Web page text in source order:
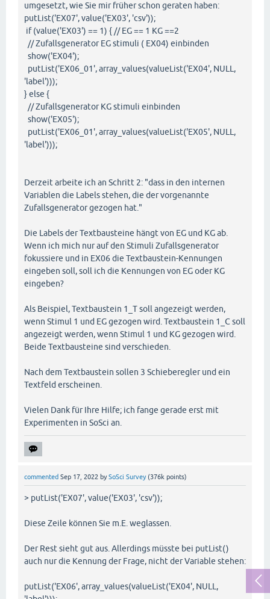
umgesetzt, wie Sie mir früher schon geraten haben:
putList('EX07', value('EX03', 'csv'));
if (value('EX03') == 1) { // EG == 1 KG ==2
// Zufallsgenerator EG stimuli ( EX04) einbinden
show('EX04');
putList('EX06_01', array_values(valueList('EX04', NULL,
'label')));
} else {
// Zufallsgenerator KG stimuli einbinden
show('EX05');
putList('EX06_01', array_values(valueList('EX05', NULL,
'label')));
Derzeit arbeite ich an Schritt 2: "dass in den internen
Variablen die Labels stehen, die der vorgenannte
Zufallsgenerator gezogen hat."
Die Labels der Textbausteine hängt von EG und KG ab.
Wenn ich mich nur auf den Stimuli Zufallsgenerator
fokussiere und in EX06 die Textbaustein-Kennungen
eingeben soll, soll ich die Kennungen von EG oder KG
eingeben?
Als Beispiel, Textbaustein 1_T soll angezeigt werden,
wenn Stimul 1 und EG gezogen wird. Textbaustein 1_C soll
angezeigt werden, wenn Stimul 1 und KG gezogen wird.
Beide Textbausteine sind verschieden.
Nach dem Textbaustein sollen 3 Schieberegler und ein
Textfeld erscheinen.
Vielen Dank für Ihre Hilfe; ich fange gerade erst mit
Experimenten in SoSci an.
commented Sep 17, 2022 bySoSci Survey (376k points)
> putList('EX07', value('EX03', 'csv'));
Diese Zeile können Sie m.E. weglassen.
Der Rest sieht gut aus. Allerdings müsste bei putList()
auch nur die Kennung der Frage, nicht der Variable stehen:
putList('EX06', array_values(valueList('EX04', NULL,